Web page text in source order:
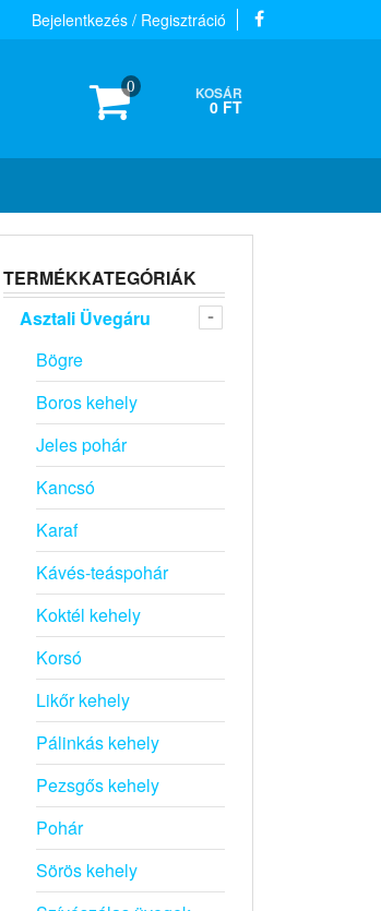
Bejelentkezés / Regisztráció
0 KOSÁR
0 FT
TERMÉKKATEGÓRIÁK
Asztali Üvegáru
Bögre
Boros kehely
Jeles pohár
Kancsó
Karaf
Kávés-teáspohár
Koktél kehely
Korsó
Likőr kehely
Pálinkás kehely
Pezsgős kehely
Pohár
Sörös kehely